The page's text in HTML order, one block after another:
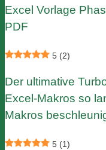
Excel Vorlage
PDF
5 (2)
Der ultimative
Excel-Makros so
Makros
5 (1)